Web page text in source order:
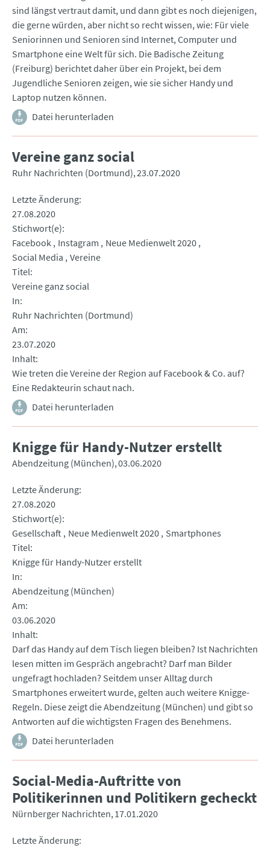
sind längst vertraut damit, und dann gibt es noch diejenigen,
die gerne würden, aber nicht so recht wissen, wie: Für viele
Seniorinnen und Senioren sind Internet, Computer und
Smartphone eine Welt für sich. Die Badische Zeitung
(Freiburg) berichtet daher über ein Projekt, bei dem
Jugendliche Senioren zeigen, wie sie sicher Handy und
Laptop nutzen können.
Datei herunterladen
Vereine ganz social
Ruhr Nachrichten (Dortmund) 23.07.2020
Letzte Änderung
27.08.2020
Stichwort(e)
Facebook Instagram
Neue Medienwelt 2020
Social Media Vereine
Titel
Vereine ganz social
In
Ruhr Nachrichten (Dortmund)
Am
23.07.2020
Inhalt
Wie treten die Vereine der Region auf Facebook & Co. auf?
Eine Redakteurin schaut nach.
Datei herunterladen
Knigge für Handy-Nutzer erstellt
Abendzeitung (München) 03.06.2020
Letzte Änderung
27.08.2020
Stichwort(e)
Gesellschaft Neue Medienwelt 2020 Smartphones
Titel
Knigge für Handy-Nutzer erstellt
In
Abendzeitung (München)
Am
03.06.2020
Inhalt
Darf das Handy auf dem Tisch liegen bleiben? Ist Nachrichten
lesen mitten im Gespräch angebracht? Darf man Bilder
ungefragt hochladen? Seitdem unser Alltag durch
Smartphones erweitert wurde, gelten auch weitere Knigge-
Regeln. Diese zeigt die Abendzeitung (München) und gibt so
Antworten auf die wichtigsten Fragen des Benehmens.
Datei herunterladen
Social-Media-Auftritte von
Politikerinnen und Politikern gecheckt
Nürnberger Nachrichten 17.01.2020
Letzte Änderung